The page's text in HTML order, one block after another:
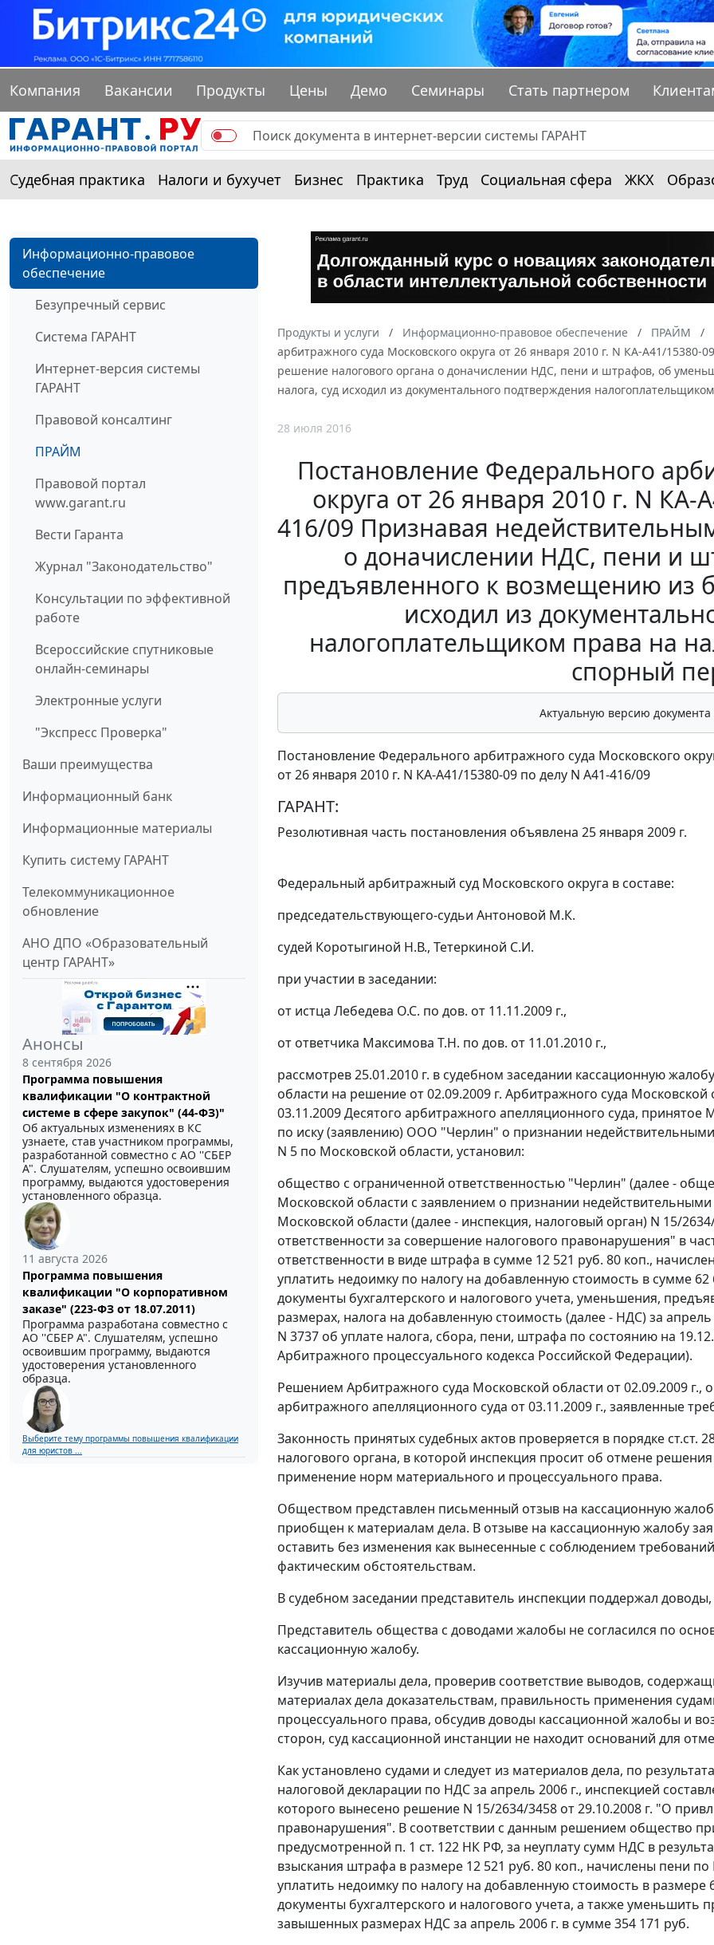
Компания Вакансии Продукты Цены Демо Семинары Стать партнером
Судебная практика Налоги и бухучет Бизнес Практика Труд Социальная сфера ЖКХ
Информационно-правовое
обеспечение
Безупречный сервис
Система ГАРАНТ
Интернет-версия системы
ГАРАНТ
Правовой консалтинг
ПРАЙМ
Правовой портал
www.garant.ru
Вести Гаранта
Журнал "Законодательство"
Консультации по эффективной
работе
Всероссийские спутниковые
онлайн-семинары
Электронные услуги
"Экспресс Проверка"
Ваши преимущества
Информационный банк
Информационные материалы
Купить систему ГАРАНТ
Телекоммуникационное
обновление
АНО ДПО «Образовательный
центр ГАРАНТ»
Анонсы
8 сентября 2026
Программа повышения
квалификации "О контрактной
системе в сфере закупок" (44-ФЗ)"
Об актуальных изменениях в КС
узнаете, став участником программы,
разработанной совместно с АО ''СБЕР
А". Слушателям, успешно освоившим
программу, выдаются удостоверения
установленного образца.
11 августа 2026
Программа повышения
квалификации "О корпоративном
заказе" (223-ФЗ от 18.07.2011)
Программа разработана совместно с
АО ''СБЕР А". Слушателям, успешно
освоившим программу, выдаются
удостоверения установленного
образца.
Выберите тему программы повышения квалификации
для юристов ...
Продукты и услуги Информационно-правовое обеспечение
ПРАЙМ
арбитражного суда Московского округа от 26 января 2010 г. N КА-А41/
решение налогового органа о доначислении НДС, пени и штрафов, об
налога, суд исходил из документального подтверждения
28 июля 2016
Постановление Федерального
округа от 26 января 2010 г. N
416/09 Признавая
о доначислении НДС, пени и
предъявленного к возмещению из
исходил из
налогоплательщиком права на
спорный
Актуальную версию
Постановление Федерального арбитражного суда Московского
от 26 января 2010 г. N КА-А41/15380-09 по делу N А41-416/09
ГАРАНТ:
Резолютивная часть постановления объявлена 25 января 2009 г.
Федеральный арбитражный суд Московского округа в составе:
председательствующего-судьи Антоновой М.К.
судей Коротыгиной Н.В., Тетеркиной С.И.
при участии в заседании:
от истца Лебедева О.С. по дов. от 11.11.2009 г.,
от ответчика Максимова Т.Н. по дов. от 11.01.2010 г.,
рассмотрев 25.01.2010 г. в судебном заседании кассационную
области на решение от 02.09.2009 г. Арбитражного суда
03.11.2009 Десятого арбитражного апелляционного суда,
по иску (заявлению) ООО "Черлин" о признании
N 5 по Московской области, установил:
общество с ограниченной ответственностью "Черлин" (далее -
Московской области с заявлением о признании
Московской области (далее - инспекция, налоговый орган) N 15/
ответственности за совершение налогового правонарушения" в
ответственности в виде штрафа в сумме 12 521 руб. 80 коп.,
уплатить недоимку по налогу на добавленную стоимость в сумме
документы бухгалтерского и налогового учета, уменьшения,
размерах, налога на добавленную стоимость (далее - НДС) за
N 3737 об уплате налога, сбора, пени, штрафа по состоянию на
Арбитражного процессуального кодекса Российской Федерации).
Решением Арбитражного суда Московской области от 02.09.2009
арбитражного апелляционного суда от 03.11.2009 г., заявленные
Законность принятых судебных актов проверяется в порядке ст.ст.
налогового органа, в которой инспекция просит об отмене
применение норм материального и процессуального права.
Обществом представлен письменный отзыв на кассационную
приобщен к материалам дела. В отзыве на кассационную жалобу
оставить без изменения как вынесенные с соблюдением
фактическим обстоятельствам.
В судебном заседании представитель инспекции поддержал
Представитель общества с доводами жалобы не согласился по
кассационную жалобу.
Изучив материалы дела, проверив соответствие выводов,
материалах дела доказательствам, правильность применения
процессуального права, обсудив доводы кассационной жалобы и
сторон, суд кассационной инстанции не находит оснований для
Как установлено судами и следует из материалов дела, по
налоговой декларации по НДС за апрель 2006 г., инспекцией
которого вынесено решение N 15/2634/3458 от 29.10.2008 г. "О
правонарушения". В соответствии с данным решением общество
предусмотренной п. 1 ст. 122 НК РФ, за неуплату сумм НДС в
взыскания штрафа в размере 12 521 руб. 80 коп., начислены пени
уплатить недоимку по налогу на добавленную стоимость в
документы бухгалтерского и налогового учета, а также
завышенных размерах НДС за апрель 2006 г. в сумме 354 171 руб.